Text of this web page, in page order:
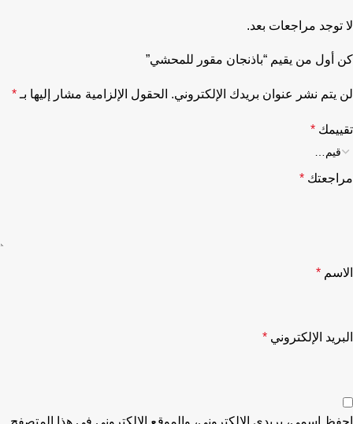
لا توجد مراجعات بعد.
كن أول من يقيم “باذنجان مقور للمحشي”
لن يتم نشر عنوان بريدك الإلكتروني. الحقول الإلزامية مشار إليها بـ *
تقييمك *
مراجعتك *
الاسم *
البريد الإلكتروني *
احفظ اسمي، بريدي الإلكتروني، والموقع الإلكتروني في هذا المتصفح